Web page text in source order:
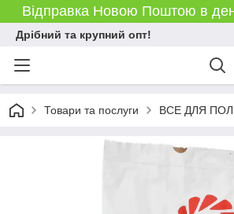
Відправка Новою Поштою в
Дрібний та крупний опт!
Товари та послуги ВСЕ ДЛЯ